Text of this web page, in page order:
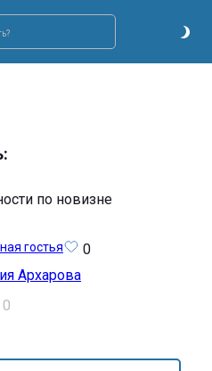
по новизне
гостья
0
Архарова
0